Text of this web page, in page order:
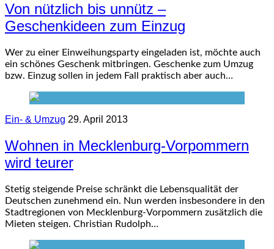
Von nützlich bis unnütz –
Geschenkideen zum Einzug
Wer zu einer Einweihungsparty eingeladen ist, möchte auch
ein schönes Geschenk mitbringen. Geschenke zum Umzug
bzw. Einzug sollen in jedem Fall praktisch aber auch…
Ein- & Umzug 29. April 2013
Wohnen in Mecklenburg-Vorpommern
wird teurer
Stetig steigende Preise schränkt die Lebensqualität der
Deutschen zunehmend ein. Nun werden insbesondere in den
Stadtregionen von Mecklenburg-Vorpommern zusätzlich die
Mieten steigen. Christian Rudolph…